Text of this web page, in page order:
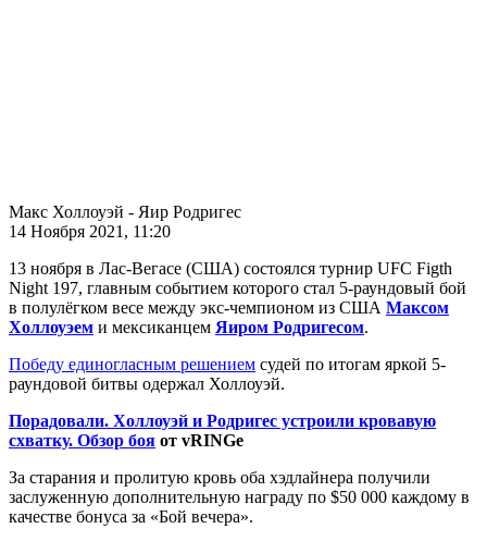
Макс Холлоуэй - Яир Родригес
14 Ноября 2021, 11:20
13 ноября в Лас-Вегасе (США) состоялся турнир UFC Figth
Night 197, главным событием которого стал 5-раундовый бой
в полулёгком весе между экс-чемпионом из США Максом
Холлоуэем и мексиканцем Яиром Родригесом.
Победу единогласным решением судей по итогам яркой 5-
раундовой битвы одержал Холлоуэй.
Порадовали. Холлоуэй и Родригес устроили кровавую
схватку. Обзор боя от vRINGe
За старания и пролитую кровь оба хэдлайнера получили
заслуженную дополнительную награду по $50 000 каждому в
качестве бонуса за «Бой вечера».